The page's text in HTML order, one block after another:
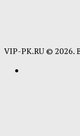
VIP-PK.RU © 2026.